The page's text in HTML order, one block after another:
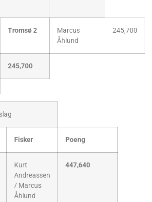
Tromsø 2
Marcus
Åhlund
245,700
245,700
Fisker Poeng
Kurt
Andreassen
/ Marcus
Åhlund
447,640